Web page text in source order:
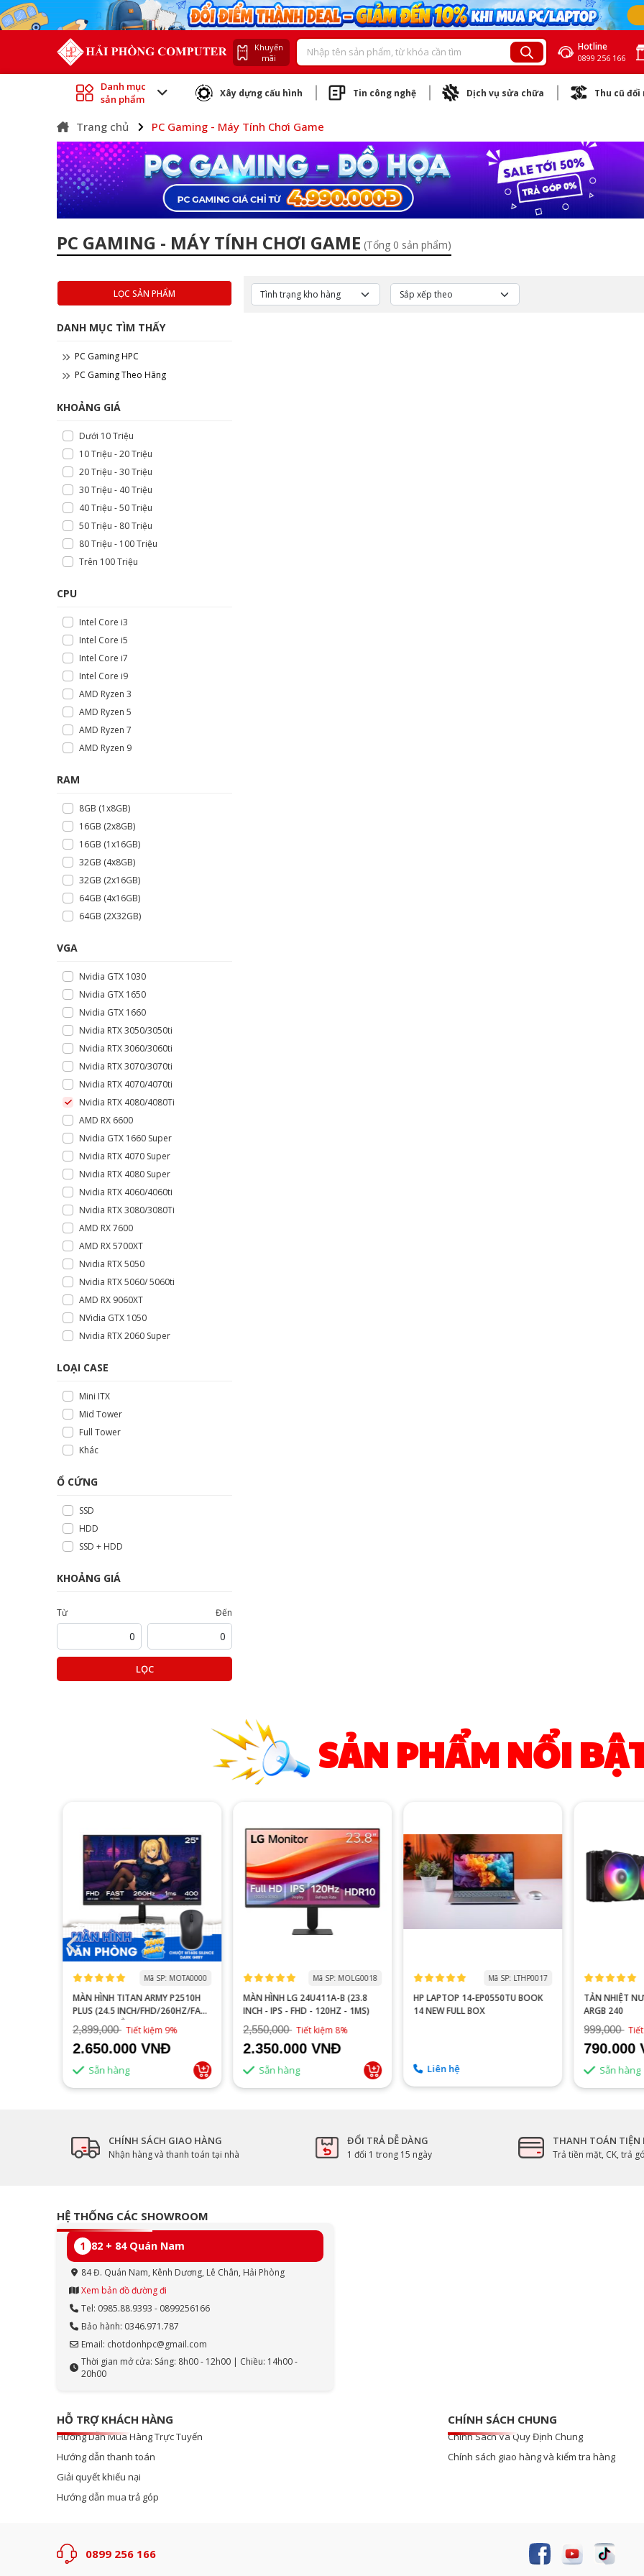
Khuyến
mãi
Hotline
0899 256 166
Danh mục
sản phẩm
Xây dựng cấu hình Tin công nghệ Dịch vụ sửa chữa Thu cũ đổi
Trang chủ PC Gaming - Máy Tính Chơi Game
PC GAMING - MÁY TÍNH CHƠI GAME (Tổng 0 sản phẩm)
LỌC SẢN PHẨM
DANH MỤC TÌM THẤY
PC Gaming HPC
PC Gaming Theo Hãng
KHOẢNG GIÁ
Dưới 10 Triệu
10 Triệu - 20 Triệu
20 Triệu - 30 Triệu
30 Triệu - 40 Triệu
40 Triệu - 50 Triệu
50 Triệu - 80 Triệu
80 Triệu - 100 Triệu
Trên 100 Triệu
CPU
Intel Core i3
Intel Core i5
Intel Core i7
Intel Core i9
AMD Ryzen 3
AMD Ryzen 5
AMD Ryzen 7
AMD Ryzen 9
RAM
8GB (1x8GB)
16GB (2x8GB)
16GB (1x16GB)
32GB (4x8GB)
32GB (2x16GB)
64GB (4x16GB)
64GB (2X32GB)
VGA
Nvidia GTX 1030
Nvidia GTX 1650
Nvidia GTX 1660
Nvidia RTX 3050/3050ti
Nvidia RTX 3060/3060ti
Nvidia RTX 3070/3070ti
Nvidia RTX 4070/4070ti
Nvidia RTX 4080/4080Ti
AMD RX 6600
Nvidia GTX 1660 Super
Nvidia RTX 4070 Super
Nvidia RTX 4080 Super
Nvidia RTX 4060/4060ti
Nvidia RTX 3080/3080Ti
AMD RX 7600
AMD RX 5700XT
Nvidia RTX 5050
Nvidia RTX 5060/ 5060ti
AMD RX 9060XT
NVidia GTX 1050
Nvidia RTX 2060 Super
LOẠI CASE
Mini ITX
Mid Tower
Full Tower
Khác
Ổ CỨNG
SSD
HDD
SSD + HDD
KHOẢNG GIÁ
Từ Đến
LỌC
SẢN PHẨM NỔI
Mã SP: MOTA0000
MÀN HÌNH TITAN ARMY P2510H
PLUS (24.5 INCH/FHD/260HZ/FAST
IPS/1MS/PHẲNG)
2,899,000 Tiết kiệm 9%
2.650.000 VNĐ
Sẵn hàng
Mã SP: MOLG0018
MÀN HÌNH LG 24U411A-B (23.8
INCH - IPS - FHD - 120HZ - 1MS)
2,550,000 Tiết kiệm 8%
2.350.000 VNĐ
Sẵn hàng
Mã SP: LTHP0017
HP LAPTOP 14-EP0550TU BOOK
14 NEW FULL BOX
Liên hệ
TẢN NHIỆT
ARGB 240
999,000
790.000
Sẵn hàng
CHÍNH SÁCH GIAO HÀNG
Nhận hàng và thanh toán tại nhà
ĐỔI TRẢ DỄ DÀNG
1 đổi 1 trong 15 ngày
THANH TOÁN TIỆN
Trả tiền mặt, CK, trả
HỆ THỐNG CÁC SHOWROOM
1 82 + 84 Quán Nam
84 Đ. Quán Nam, Kênh Dương, Lê Chân, Hải Phòng
Xem bản đồ đường đi
Tel: 0985.88.9393 - 0899256166
Bảo hành: 0346.971.787
Email: chotdonhpc@gmail.com
Thời gian mở cửa: Sáng: 8h00 - 12h00 | Chiều: 14h00 -
20h00
HỖ TRỢ KHÁCH HÀNG
Hướng Dẫn Mua Hàng Trực Tuyến
Hướng dẫn thanh toán
Giải quyết khiếu nại
Hướng dẫn mua trả góp
CHÍNH SÁCH CHUNG
Chính Sách Và Quy Định Chung
Chính sách giao hàng và kiểm tra hàng
0899 256 166